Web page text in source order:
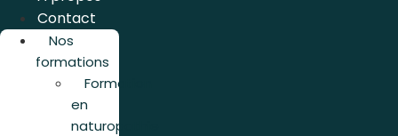
Contact
Nos
formations
Formation
en
naturopathie